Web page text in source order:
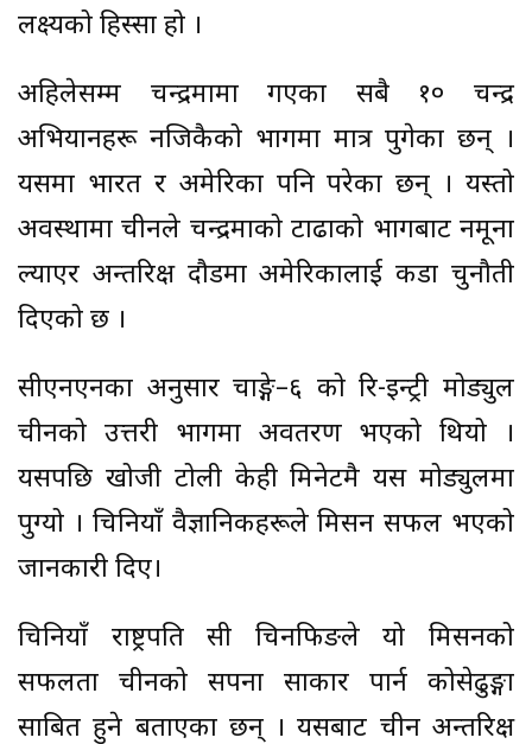
लक्ष्यको हिस्सा हो ।
अहिलेसम्म चन्द्रमामा गएका सबै १० चन्द्र
अभियानहरू नजिकैको भागमा मात्र पुगेका छन् ।
यसमा भारत र अमेरिका पनि परेका छन् । यस्तो
अवस्थामा चीनले चन्द्रमाको टाढाको भागबाट नमूना
ल्याएर अन्तरिक्ष दौडमा अमेरिकालाई कडा चुनौती
दिएको छ ।
सीएनएनका अनुसार चाङ्गे–६ को रि-इन्ट्री मोड्युल
चीनको उत्तरी भागमा अवतरण भएको थियो ।
यसपछि खोजी टोली केही मिनेटमै यस मोड्युलमा
पुग्यो । चिनियाँ वैज्ञानिकहरूले मिसन सफल भएको
जानकारी दिए।
चिनियाँ राष्ट्रपति सी चिनफिङले यो मिसनको
सफलता चीनको सपना साकार पार्न कोसेढुङ्गा
साबित हुने बताएका छन् । यसबाट चीन अन्तरिक्ष